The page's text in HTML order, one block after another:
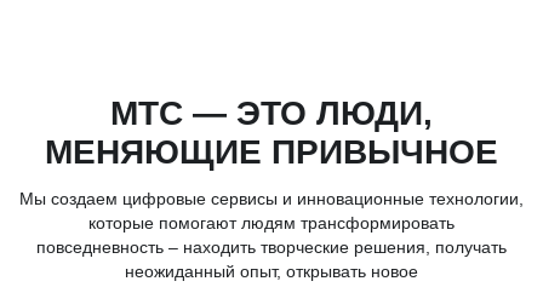
МТС — ЭТО ЛЮДИ,
МЕНЯЮЩИЕ ПРИВЫЧНОЕ
Мы создаем цифровые сервисы и инновационные технологии,
которые помогают людям трансформировать
повседневность – находить творческие решения, получать
неожиданный опыт, открывать новое